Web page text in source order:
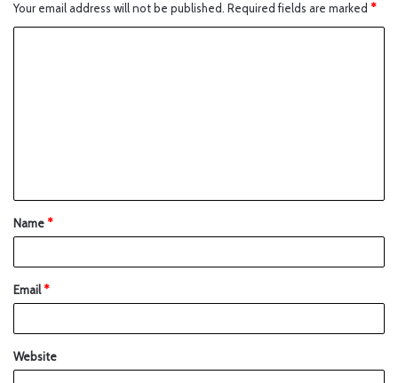
Your email address will not be published. Required fields are marked *
Name*
Email*
Website